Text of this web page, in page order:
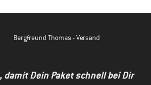
Bergfreund Thomas - Versand
damit Dein Paket schnell bei Dir